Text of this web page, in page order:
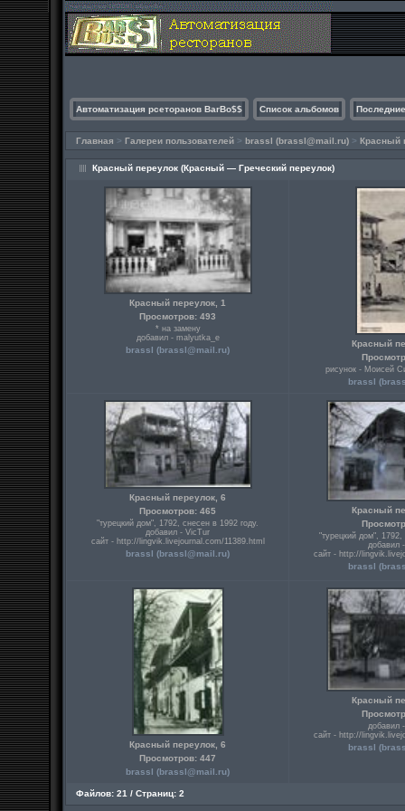
Автоматизация рсеторанов BarBo$$ Список альбомов
Главная > Галереи пользователей > brassl (brassl@mail.ru) > Красный
Красный переулок (Красный — Греческий переулок)
Красный переулок, 1
Просмотров: 493
* на замену
добавил - malyutka_e
brassl (brassl@mail.ru)
Красный
рисунок - Моисей
brassl
Красный переулок, 6
Просмотров: 465
"турецкий дом", 1792, снесен в 1992 году.
добавил - VicTur
сайт - http://lingvik.livejournal.com/11389.html
brassl (brassl@mail.ru)
Красный
"турецкий дом", 1792,
добавил
сайт - http://
brassl
Красный переулок, 6
Просмотров: 447
brassl (brassl@mail.ru)
Красный
добавил
сайт - http://
brassl
Файлов: 21 / Страниц: 2